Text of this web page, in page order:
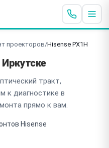
проекторов/Hisense PX1H
Иркутске
тракт,
к диагностике в
прямо к вам.
Hisense